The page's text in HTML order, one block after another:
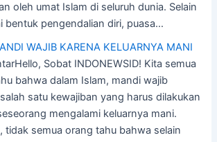
oleh umat Islam di seluruh dunia. Selain
bentuk pengendalian diri, puasa…
WAJIB KARENA KELUARNYA MANI
Sobat INDONEWSID! Kita semua
bahwa dalam Islam, mandi wajib
satu kewajiban yang harus dilakukan
mengalami keluarnya mani.
tidak semua orang tahu bahwa selain